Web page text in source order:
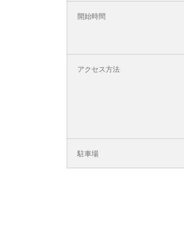
開始時間
アクセス方法
駐車場